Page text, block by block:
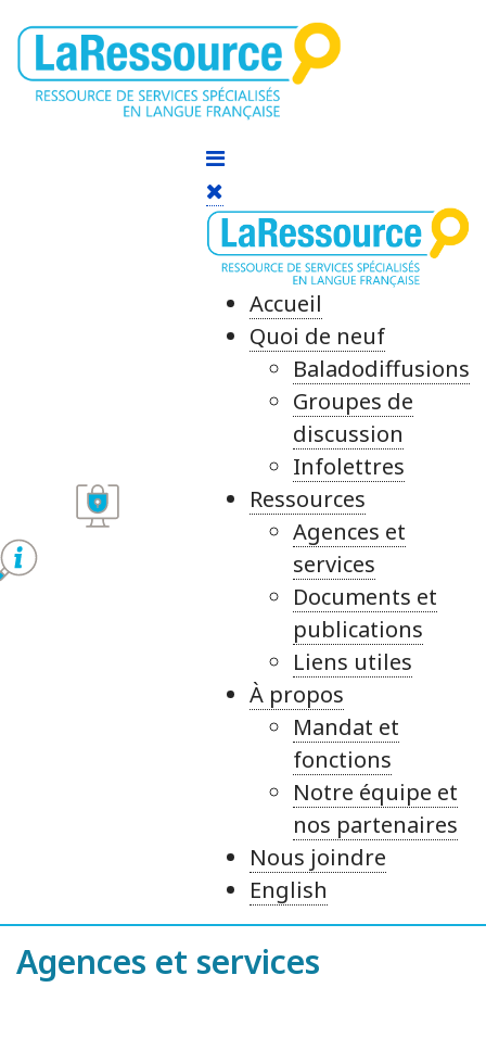
Accueil
Quoi de neuf
Baladodiffusions
Groupes de
discussion
Infolettres
Ressources
Agences et
services
Documents et
publications
Liens utiles
À propos
Mandat et
fonctions
Notre équipe et
nos partenaires
Nous joindre
English
Agences et services